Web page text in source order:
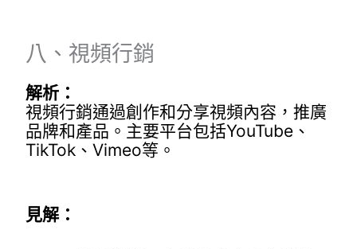
八、視頻行銷
解析：
視頻行銷通過創作和分享視頻內容，推廣
品牌和產品。主要平台包括YouTube、
TikTok、Vimeo等。
見解：